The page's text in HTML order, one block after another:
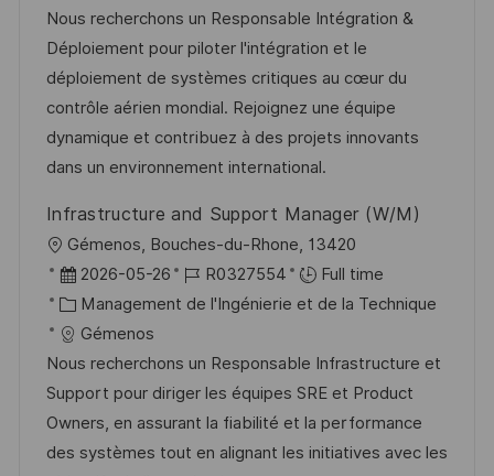
l
i
s
a
t
i
n
d
’
a
f
f
i
h
a
g
e
é
r
e
n
c
e
u
p
o
s
t
e
t
é
g
o
r
i
Nous recherchons un Responsable Intégration &
Déploiement pour piloter l'intégration et le
déploiement de systèmes critiques au cœur du
contrôle aérien mondial. Rejoignez une équipe
dynamique et contribuez à des projets innovants
dans un environnement international.
Infrastructure and Support Manager (W/M)
o
c
a
l
i
s
a
Gémenos, Bouches-du-Rhone, 13420
D
a
t
e
d
’
a
2026-05-26
R
é
é
r
e
n
R0327554
Full time
C
a
t
é
g
o
Management de l'Ingénierie et de la Technique
Gémenos
Nous recherchons un Responsable Infrastructure et
Support pour diriger les équipes SRE et Product
Owners, en assurant la fiabilité et la performance
des systèmes tout en alignant les initiatives avec les